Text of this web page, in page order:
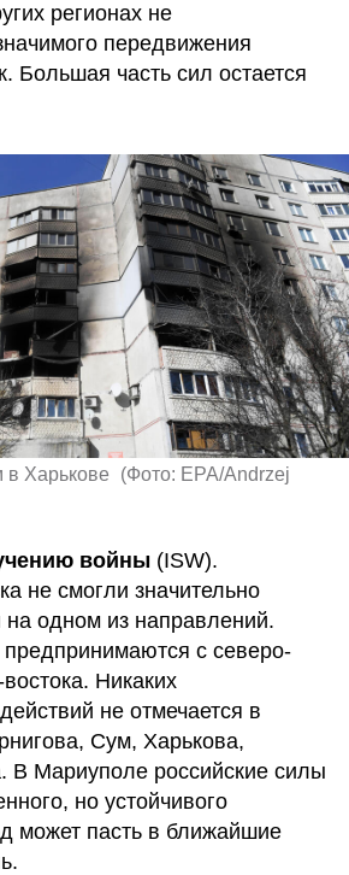
регионах не
передвижения
Большая часть сил остается
Харькове (Фото: EPA/Andrzej
войны (ISW).
не смогли значительно
на одном из направлений.
с северо-
Никаких
не отмечается в
Сум, Харькова,
В Мариуполе российские силы
но устойчивого
может пасть в ближайшие